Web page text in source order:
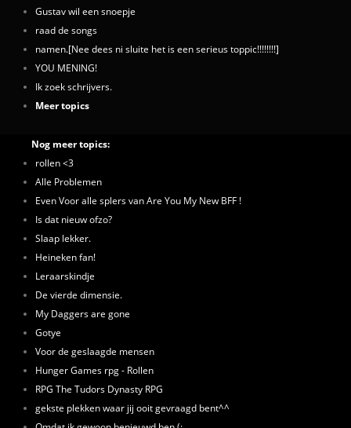
Gustav wil een snoepje
raad de songs
namen.[Nee dees ni sluite het is een serieus toppic!!!!!!!!]
YOU MENING!
Ik zoek schrijvers.
Meer topics
Nog meer topics:
rollen <3
Alle Problemen
Even Voor alle splers van Are You My New BFF !
Is dat nieuw ofzo?
Slaap lekker.
Heineken fan!
Leraarskindje
De vierde dimensie.
My Daggers are gone
Gotye
Voor de geslaagde mensen
Hunger Games rpg - Rollen
RPG The Tudors Dynasty RPG
gekste plekken waar jij ooit gevraagd bent^^